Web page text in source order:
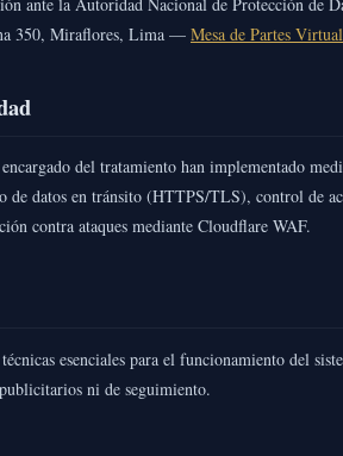
350, Miraflores, Lima — Mesa de Partes Virtual
del tratamiento han implementado
de datos en tránsito (HTTPS/TLS), control de
contra ataques mediante Cloudflare WAF.
esenciales para el funcionamiento del
ni de seguimiento.